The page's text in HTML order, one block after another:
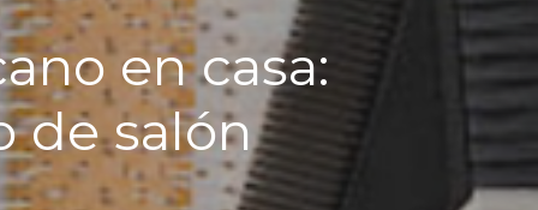
en casa:
de salón